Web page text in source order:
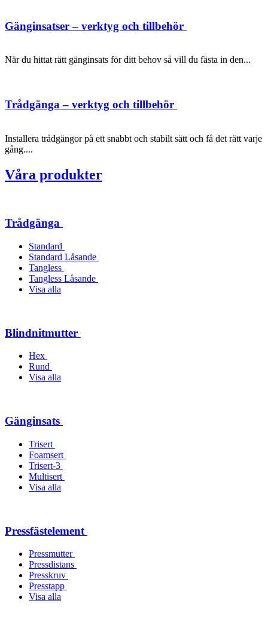
Gänginsatser – verktyg och tillbehör
När du hittat rätt gänginsats för ditt behov så vill du fästa in den...
Trådgänga – verktyg och tillbehör
Installera trådgängor på ett snabbt och stabilt sätt och få det rätt varje
gång....
Våra produkter
Trådgänga
Standard
Standard Låsande
Tangless
Tangless Låsande
Visa alla
Blindnitmutter
Hex
Rund
Visa alla
Gänginsats
Trisert
Foamsert
Trisert-3
Multisert
Visa alla
Pressfästelement
Pressmutter
Pressdistans
Presskruv
Presstapp
Visa alla